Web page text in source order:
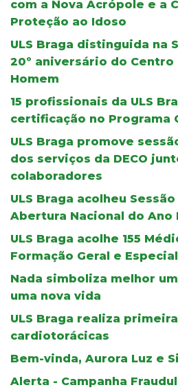
com a Nova Acrópole e a
Proteção ao Idoso
ULS Braga distinguida na
20º aniversário do Centro
Homem
15 profissionais da ULS
certificação no Programa
ULS Braga promove
dos serviços da DECO
colaboradores
ULS Braga acolheu
Abertura Nacional do Ano
ULS Braga acolhe 155
Formação Geral e
Nada simboliza melhor
uma nova vida
ULS Braga realiza
cardiotorácicas
Bem-vinda, Aurora Luz e
Alerta - Campanha